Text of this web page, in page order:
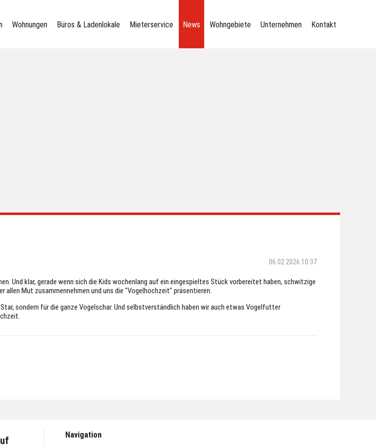
Wohnungen Büros & Ladenlokale Mieterservice News Wohngebiete Unternehmen Kontakt
06.02.2026 10:37
Und klar, gerade wenn sich die Kids wochenlang auf ein eingespieltes Stück vorbereitet haben, schwitzige
allen Mut zusammennehmen und uns die "Vogelhochzeit" präsentieren.
sondern für die ganze Vogelschar. Und selbstverständlich haben wir auch etwas Vogelfutter
Navigation